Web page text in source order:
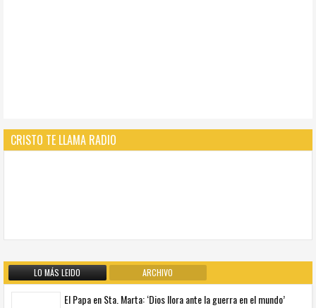
CRISTO TE LLAMA RADIO
LO MÁS LEIDO ARCHIVO
El Papa en Sta. Marta: ‘Dios llora ante la guerra en el mundo’